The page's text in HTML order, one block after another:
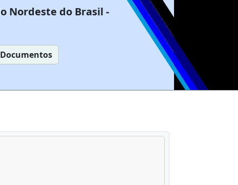
Nordeste do Brasil -
Documentos